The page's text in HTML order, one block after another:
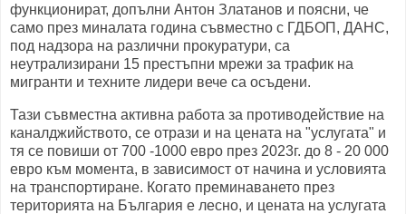
функционират, допълни Антон Златанов и поясни, че
само през миналата година съвместно с ГДБОП, ДАНС,
под надзора на различни прокуратури, са
неутрализирани 15 престъпни мрежи за трафик на
мигранти и техните лидери вече са осъдени.
Тази съвместна активна работа за противодействие на
каналджийството, се отрази и на цената на "услугата" и
тя се повиши от 700 -1000 евро през 2023г. до 8 - 20 000
евро към момента, в зависимост от начина и условията
на транспортиране. Когато преминаването през
територията на България е лесно, и цената на услугата